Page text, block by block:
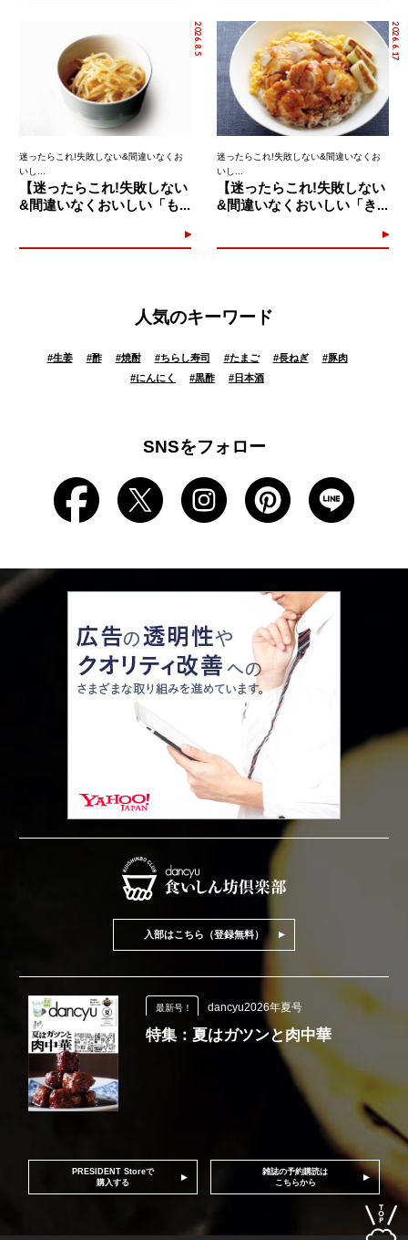
2026.8.5
迷ったらこれ!失敗しない&間違いなくお
いし...
【迷ったらこれ!失敗しない
&間違いなくおいしい「も...
2026.6.17
迷ったらこれ!失敗しない&間違いなくお
いし...
【迷ったらこれ!失敗しない
&間違いなくおいしい「き...
人気のキーワード
#生姜 #酢 #焼酎 #ちらし寿司 #たまご #長ねぎ #豚肉
#にんにく #黒酢 # 日本酒
SNSをフォロー
入部はこちら（登録無料）
最新号！ dancyu2026年夏号
特集：夏はガツンと肉中華
PRESIDENT Storeで
購入する
雑誌の予約購読は
こちらから